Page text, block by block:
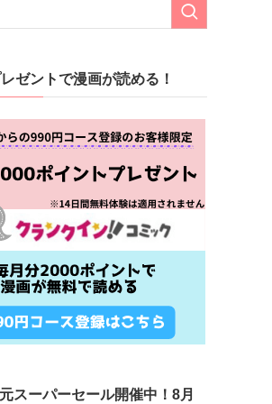
ゼントで漫画が読める！
スーパーセール開催中！8月